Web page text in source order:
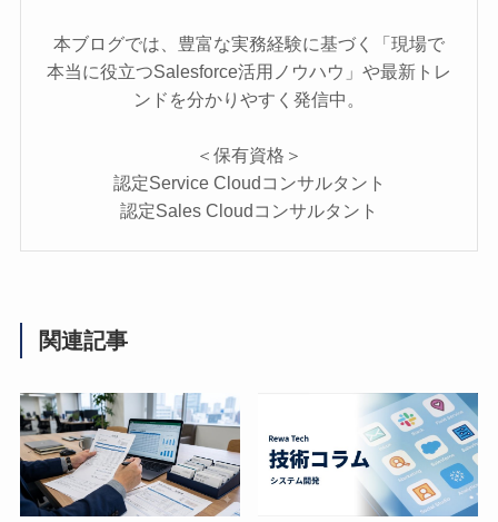
本ブログでは、豊富な実務経験に基づく「現場で
本当に役立つSalesforce活用ノウハウ」や最新トレ
ンドを分かりやすく発信中。
＜保有資格＞
認定Service Cloudコンサルタント
認定Sales Cloudコンサルタント
関連記事